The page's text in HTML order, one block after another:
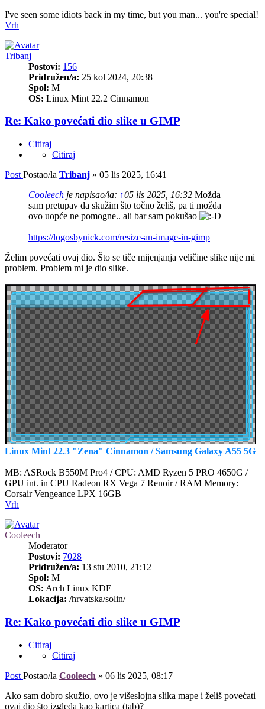
I've seen some idiots back in my time, but you man... you're special!
Vrh
Tribanj
Postovi: 156
Pridružen/a: 25 kol 2024, 20:38
Spol: M
OS: Linux Mint 22.2 Cinnamon
Re: Kako povećati dio slike u GIMP
Citiraj
Citiraj
Post Postao/la Tribanj » 05 lis 2025, 16:41
Cooleech je napisao/la: ↑05 lis 2025, 16:32 Možda
sam pretupav da skužim što točno želiš, pa ti možda
ovo uopće ne pomogne.. ali bar sam pokušao
https://logosbynick.com/resize-an-image-in-gimp
Želim povećati ovaj dio. Što se tiče mijenjanja veličine slike nije mi
problem. Problem mi je dio slike.
Linux Mint 22.3 "Zena" Cinnamon / Samsung Galaxy A55 5G
MB: ASRock B550M Pro4 / CPU: AMD Ryzen 5 PRO 4650G /
GPU int. in CPU Radeon RX Vega 7 Renoir / RAM Memory:
Corsair Vengeance LPX 16GB
Vrh
Cooleech
Moderator
Postovi: 7028
Pridružen/a: 13 stu 2010, 21:12
Spol: M
OS: Arch Linux KDE
Lokacija: /hrvatska/solin/
Re: Kako povećati dio slike u GIMP
Citiraj
Citiraj
Post Postao/la Cooleech » 06 lis 2025, 08:17
Ako sam dobro skužio, ovo je višeslojna slika mape i želiš povećati
ovaj dio što izgleda kao kartica (tab)?